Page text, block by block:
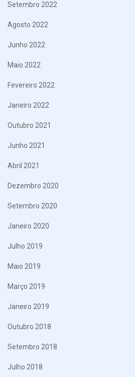
Setembro 2022
Agosto 2022
Junho 2022
Maio 2022
Fevereiro 2022
Janeiro 2022
Outubro 2021
Junho 2021
Abril 2021
Dezembro 2020
Setembro 2020
Janeiro 2020
Julho 2019
Maio 2019
Março 2019
Janeiro 2019
Outubro 2018
Setembro 2018
Julho 2018